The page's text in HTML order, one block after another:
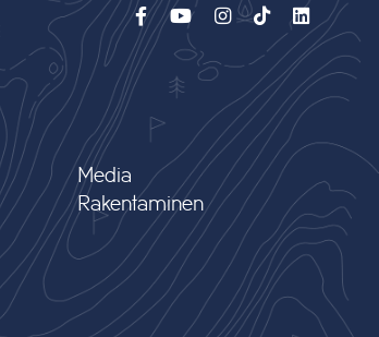
Media
Rakentaminen